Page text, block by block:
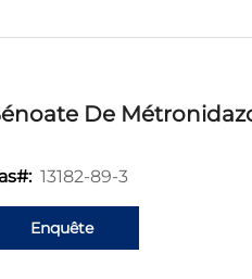
De
13182-89-3
Enquête